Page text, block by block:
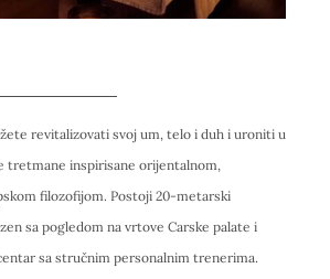
revitalizovati svoj um, telo i duh i uroniti u
tretmane inspirisane orijentalnom,
filozofijom. Postoji 20-metarski
sa pogledom na vrtove Carske palate i
sa stručnim personalnim trenerima.